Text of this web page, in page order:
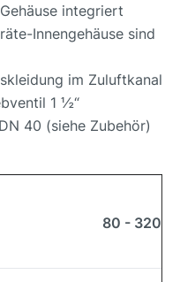
integriert
Innengehäuse sind
im Zuluftkanal
1 ½“
40 (siehe Zubehör)
80 - 320